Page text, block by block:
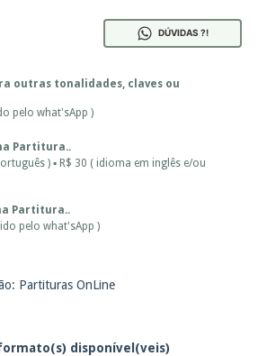
DÚVIDAS ?!
outras tonalidades, claves ou
pelo what'sApp )
Partitura..
) ▪ R$ 30 ( idioma em inglês e/ou
Partitura..
pelo what'sApp )
Partituras OnLine
ormato(s) disponível(veis)